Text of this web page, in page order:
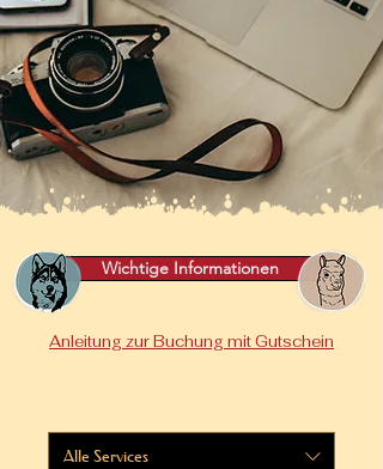
Wichtige Informationen
Anleitung zur Buchung mit Gutschein
Alle Services